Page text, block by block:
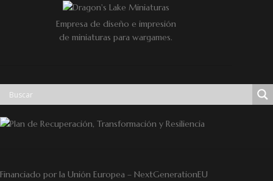
Empresa de diseño e impresión
de miniaturas para wargames.
Financiado por la Unión Europea – NextGenerationEU